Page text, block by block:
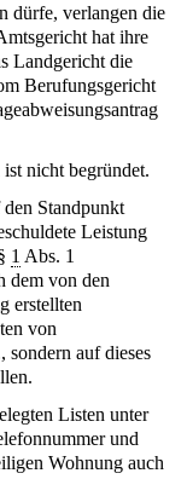
dürfe, verlangen die
hat ihre
Landgericht die
Berufungsgericht
nicht begründet.
Standpunkt
Leistung
1 Abs. 1
dem von den
erstellten
von
sondern auf dieses
Listen unter
und
Wohnung auch